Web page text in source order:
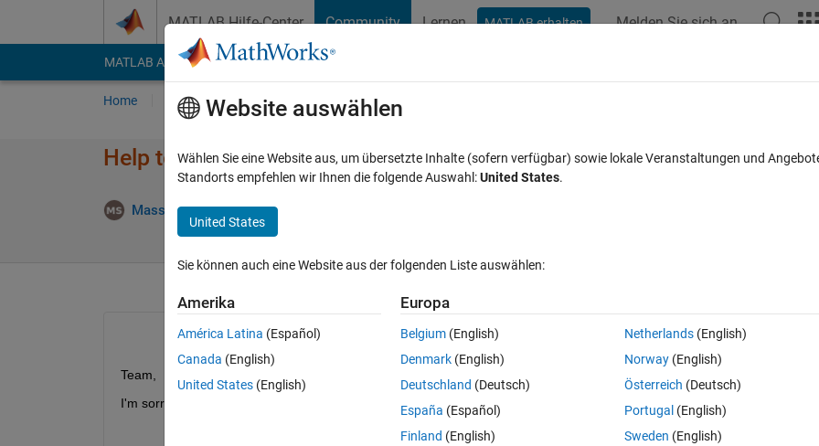
MATLAB Hilfe-Center Community Lernen MATLAB erhalten Melden Sie sich an
MATLAB Answers File Exchange Cody
Home Fragen Antworten Durchsuchen
Help to model a phisical problem in Matlab
Massimo Savazzi 25 Aug. 2021
0 Stimmen
Team,
I'm sorry but I'm too rusted to solve this alone. If anyone can help me :)
Website auswählen
Wählen Sie eine Website aus, um übersetzte Inhalte (sofern verfügbar) sowie lokale Veranstaltungen und
Standorts empfehlen wir Ihnen die folgende Auswahl:United States.
United States
Sie können auch eine Website aus der folgenden Liste auswählen:
Amerika
América Latina (Español)
Canada (English)
United States (English)
Europa
Belgium (English)
Denmark (English)
Deutschland (Deutsch)
España (Español)
Finland (English)
Netherlands(English)
Norway(English)
Österreich (Deutsch)
Portugal (English)
Sweden (English)